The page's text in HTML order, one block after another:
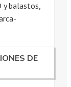
y balastos,
DE